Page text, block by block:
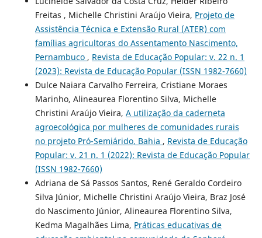
Freitas , Michelle Christini Araújo Vieira, Projeto de
Assistência Técnica e Extensão Rural (ATER) com
famílias agricultoras do Assentamento Nascimento,
Pernambuco , Revista de Educação Popular: v. 22 n. 1
(2023): Revista de Educação Popular (ISSN 1982-7660)
Dulce Naiara Carvalho Ferreira, Cristiane Moraes
Marinho, Alineaurea Florentino Silva, Michelle
Christini Araújo Vieira, A utilização da caderneta
agroecológica por mulheres de comunidades rurais
no projeto Pró-Semiárido, Bahia , Revista de Educação
Popular: v. 21 n. 1 (2022): Revista de Educação Popular
(ISSN 1982-7660)
Adriana de Sá Passos Santos, René Geraldo Cordeiro
Silva Júnior, Michelle Christini Araújo Vieira, Braz José
do Nascimento Júnior, Alineaurea Florentino Silva,
Kedma Magalhães Lima, Práticas educativas de